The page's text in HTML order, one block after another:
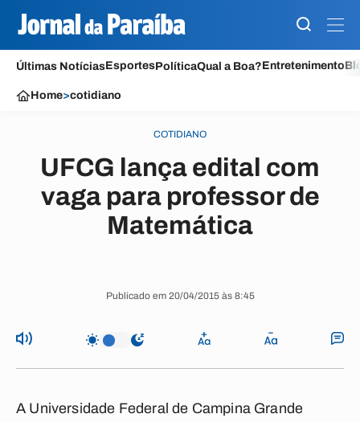
Últimas NotíciasEsportesPolíticaQual a Boa?Entretenimento
Home>cotidiano
COTIDIANO
UFCG lança edital com
vaga para professor de
Matemática
Publicado em 20/04/2015 às 8:45
A Universidade Federal de Campina Grande